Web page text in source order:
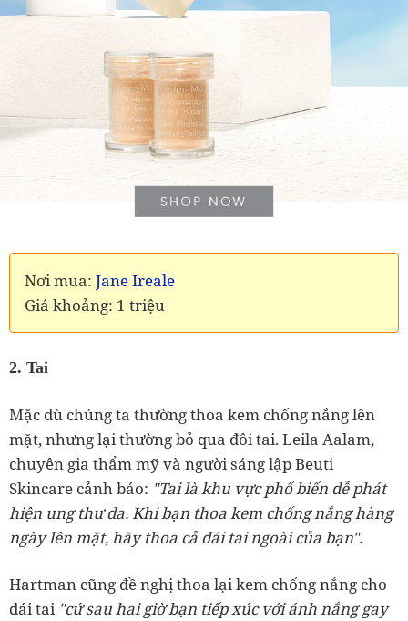
Nơi mua: Jane Ireale
Giá khoảng: 1 triệu
2. Tai
Mặc dù chúng ta thường thoa kem chống nắng lên
mặt, nhưng lại thường bỏ qua đôi tai. Leila Aalam,
chuyên gia thẩm mỹ và người sáng lập Beuti
Skincare cảnh báo: "Tai là khu vực phổ biến dễ phát
hiện ung thư da. Khi bạn thoa kem chống nắng hàng
ngày lên mặt, hãy thoa cả dái tai ngoài của bạn".
Hartman cũng đề nghị thoa lại kem chống nắng cho
dái tai "cứ sau hai giờ bạn tiếp xúc với ánh nắng gay